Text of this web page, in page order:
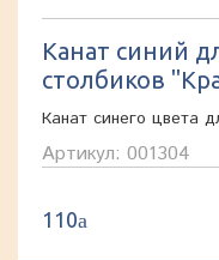
Канат синий
столбиков
Канат синего цвета
Артикул: 001304
110a